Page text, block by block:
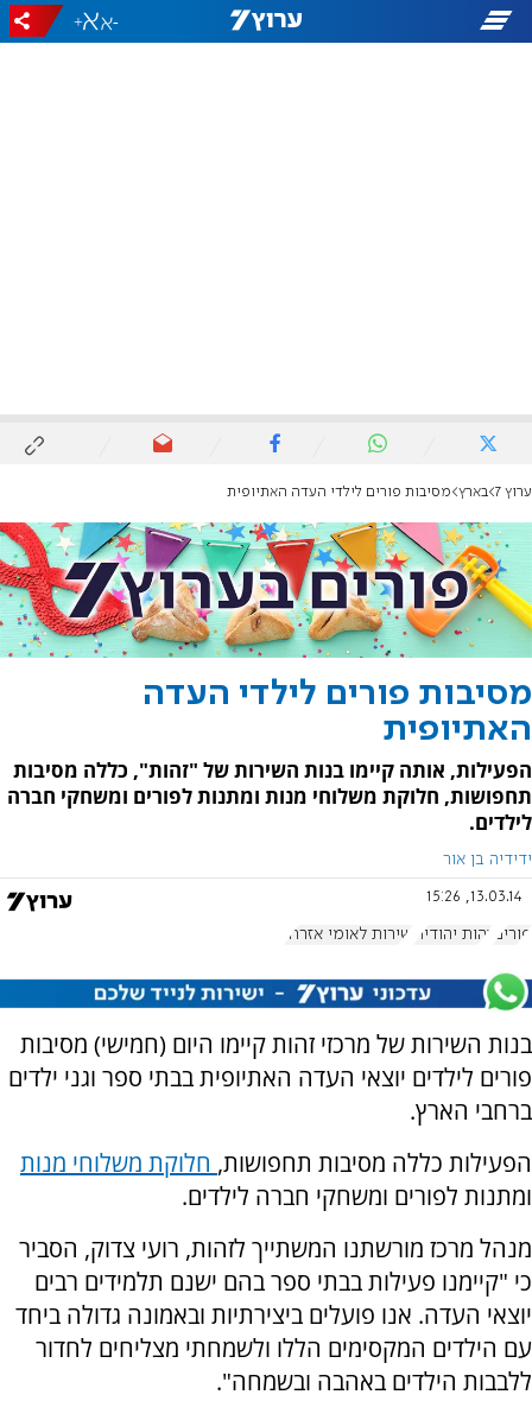
-
+
ערוץ 7 בארץ מסיבות פורים לילדי העדה האתיופית
מסיבות פורים לילדי העדה
האתיופית
הפעילות, אותה קיימו בנות השירות של "זהות", כללה מסיבות
תחפושות, חלוקת משלוחי מנות ומתנות לפורים ומשחקי חברה
לילדים.
ידידיה בן אור
13.03.14, 15:26
פורים זהות יהודית שירות לאומי אזרחי
בנות השירות של מרכזי זהות קיימו היום (חמישי) מסיבות
פורים לילדים יוצאי העדה האתיופית בבתי ספר וגני ילדים
ברחבי הארץ.
הפעילות כללה מסיבות תחפושות, חלוקת משלוחי מנות
ומתנות לפורים ומשחקי חברה לילדים.
מנהל מרכז מורשתנו המשתייך לזהות, רועי צדוק, הסביר
כי "קיימנו פעילות בבתי ספר בהם ישנם תלמידים רבים
יוצאי העדה. אנו פועלים ביצירתיות ובאמונה גדולה ביחד
עם הילדים המקסימים הללו ולשמחתי מצליחים לחדור
ללבבות הילדים באהבה ובשמחה".